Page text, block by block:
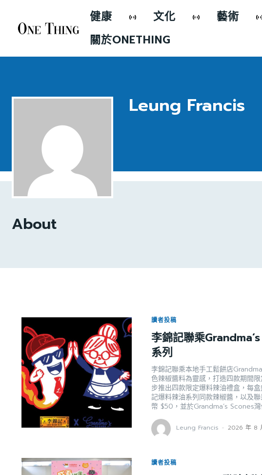
健康 文化 藝術
關於ONETHING
Leung Francis
About
讀者投稿
李錦記聯乘
系列
李錦記聯乘本地手工鬆餅店
色辣椒醬料為靈感，打造四款期間
步推出四款限定爆料辣油禮盒，每
記爆料辣油系列同款辣椒醬，以及
幣 $50，並於Grandma’s Scones灣
Leung Francis - 2026 年 8
讀者投稿